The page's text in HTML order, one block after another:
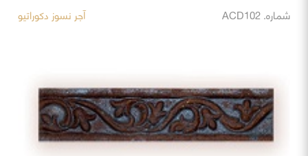
شماره. ACD102 آجر نسوز دکوراتیو